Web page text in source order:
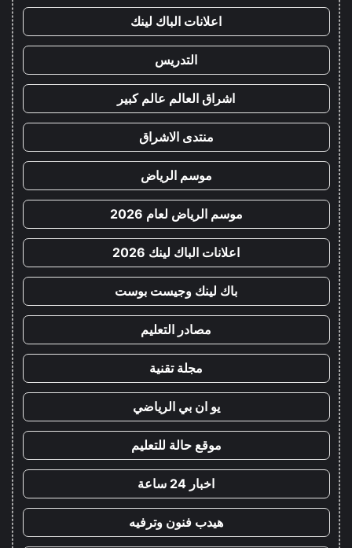
اعلانات الباك لينك
التدريس
اشراق العالم عالم كبير
منتدى الاشراق
موسم الرياض
موسم الرياض لعام 2026
اعلانات الباك لينك 2026
باك لينك وجيست بوست
مصادر التعليم
مجلة تقنية
يو ان بي الرياضي
موقع حالة للتعليم
اخبار 24 ساعة
هيدب فنون وترفيه